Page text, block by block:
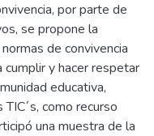
por parte de
se propone la
de convivencia
y hacer respetar
educativa,
como recurso
una muestra de la